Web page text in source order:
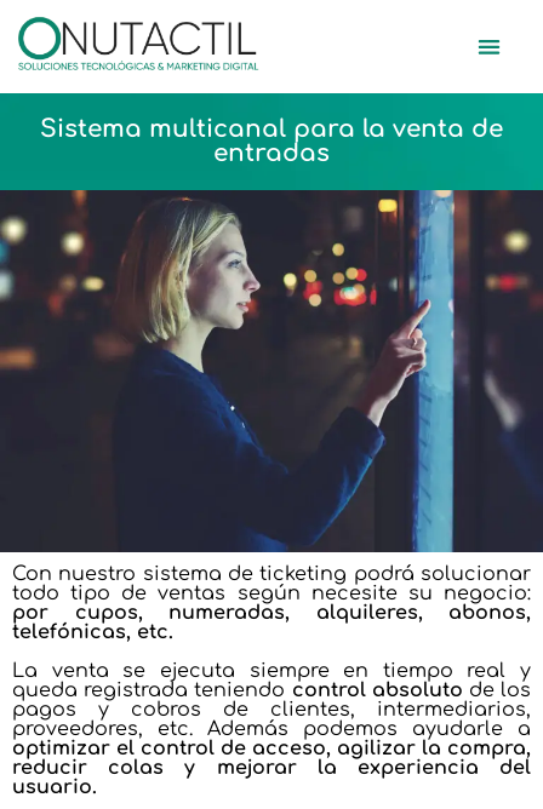
Sistema multicanal para la venta de
entradas
Con nuestro sistema de ticketing podrá solucionar
todo tipo de ventas según necesite su negocio:
por cupos, numeradas, alquileres, abonos,
telefónicas, etc.
La venta se ejecuta siempre en tiempo real y
queda registrada teniendo control absoluto de los
pagos y cobros de clientes, intermediarios,
proveedores, etc. Además podemos ayudarle a
optimizar el control de acceso, agilizar la compra,
reducir colas y mejorar la experiencia del
usuario.